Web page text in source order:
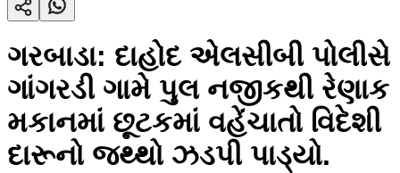
ગરબાડા: દાહોદ એલસીબી પોલીસે
ગાંગરડી ગામે પુલ નજીકથી રેણાક
મકાનમાં છૂટકમાં વહેંચાતો વિદેશી
દારૂનો જથ્થો ઝડપી પાડ્યો.